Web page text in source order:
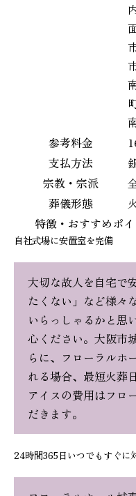
参考料金
支払方法
宗教・宗派
葬儀形態
特徴・おすすめポイ
自社式場に安置室を完備
大切な故人を自宅で
たくない」など様々
いらっしゃるかと思
心ください。大阪市
らに、フローラルホ
れる場合、最短火葬
アイスの費用はフロ
だきます。
24時間365日いつでもすぐに